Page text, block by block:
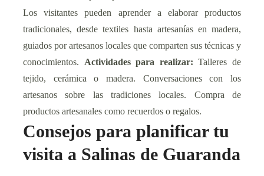
Los visitantes pueden aprender a elaborar productos
tradicionales, desde textiles hasta artesanías en madera,
guiados por artesanos locales que comparten sus técnicas y
conocimientos. Actividades para realizar: Talleres de
tejido, cerámica o madera. Conversaciones con los
artesanos sobre las tradiciones locales. Compra de
productos artesanales como recuerdos o regalos.
Consejos para planificar tu
visita a Salinas de Guaranda